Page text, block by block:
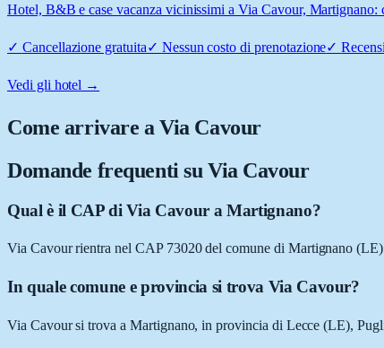
Hotel, B&B e case vacanza vicinissimi a Via Cavour,
✓ Cancellazione gratuita✓ Nessun costo di prenotazione✓
Vedi gli hotel →
Come arrivare aVia Cavour
Domande frequenti su Via Cavour
Qual è il CAP di Via Cavour a Martignano?
Via Cavour rientra nel CAP 73020 del comune di Martignano
In quale comune e provincia si trova Via Cavour?
Via Cavour si trova a Martignano, in provincia di Lecce (LE),